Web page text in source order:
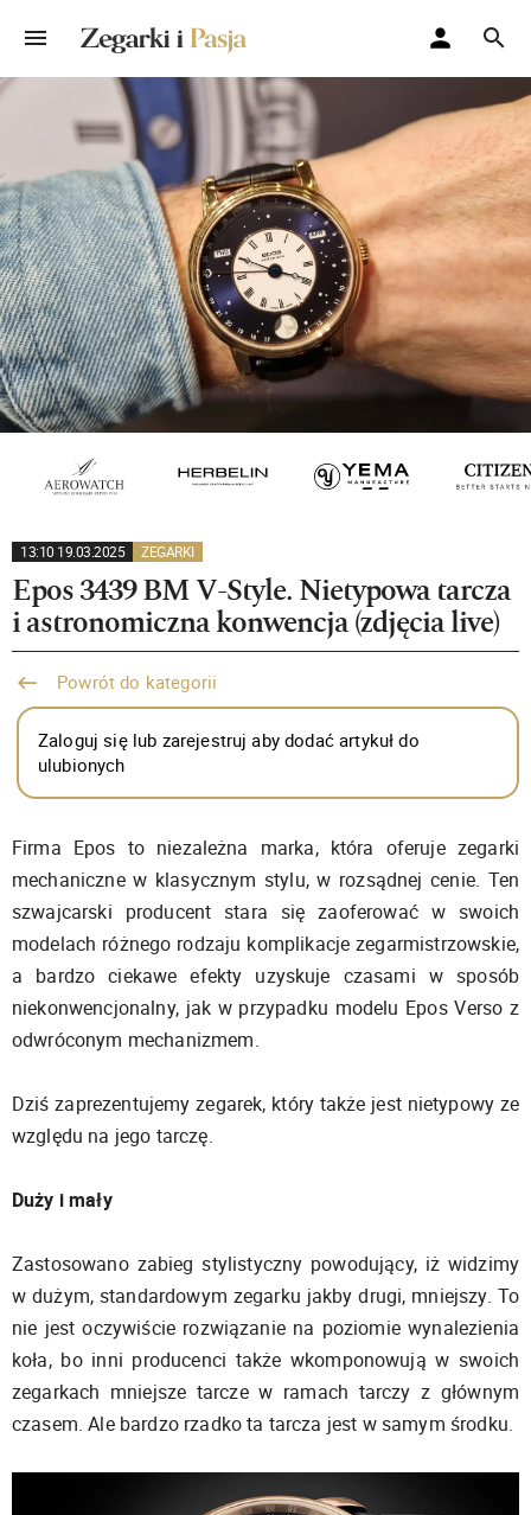
13:10 19.03.2025 ZEGARKI
Epos 3439 BM V-Style. Nietypowa tarcza
i astronomiczna konwencja (zdjęcia live)
Powrót do kategorii
Zaloguj się lub zarejestruj aby dodać artykuł do
ulubionych
Firma Epos to niezależna marka, która oferuje zegarki
mechaniczne w klasycznym stylu, w rozsądnej cenie. Ten
szwajcarski producent stara się zaoferować w swoich
modelach różnego rodzaju komplikacje zegarmistrzowskie,
a bardzo ciekawe efekty uzyskuje czasami w sposób
niekonwencjonalny, jak w przypadku modelu Epos Verso z
odwróconym mechanizmem.
Dziś zaprezentujemy zegarek, który także jest nietypowy ze
względu na jego tarczę.
Duży i mały
Zastosowano zabieg stylistyczny powodujący, iż widzimy
w dużym, standardowym zegarku jakby drugi, mniejszy. To
nie jest oczywiście rozwiązanie na poziomie wynalezienia
koła, bo inni producenci także wkomponowują w swoich
zegarkach mniejsze tarcze w ramach tarczy z głównym
czasem. Ale bardzo rzadko ta tarcza jest w samym środku.